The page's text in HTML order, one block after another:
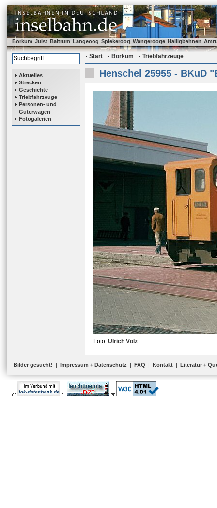
Borkum Juist Baltrum Langeoog Spiekeroog Wangerooge Halligbahnen
Aktuelles
Strecken
Geschichte
Triebfahrzeuge
Personen- und
Güterwagen
Fotogalerien
Start Borkum Triebfahrzeuge
Henschel 25955 - BKuD
Foto: Ulrich Völz
Bilder gesucht! | Impressum + Datenschutz | FAQ | Kontakt | Literatur +